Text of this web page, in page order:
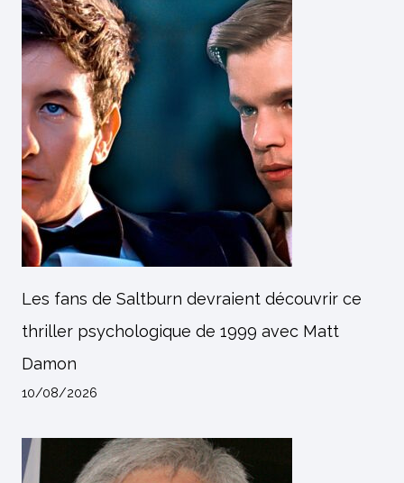
Les fans de Saltburn devraient découvrir ce
thriller psychologique de 1999 avec Matt
Damon
10/08/2026